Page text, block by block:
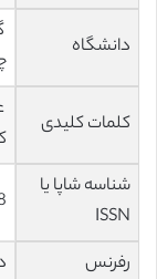
دانشگاه
کلمات کلیدی
شناسه شاپا یا
ISSN
رفرنس